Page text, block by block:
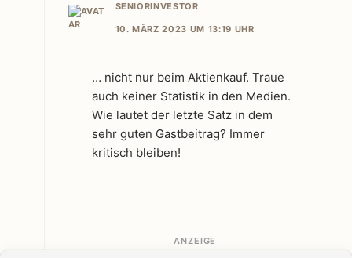
SENIORINVESTOR
10. MÄRZ 2023 UM 13:19 UHR
… nicht nur beim Aktienkauf. Traue
auch keiner Statistik in den Medien.
Wie lautet der letzte Satz in dem
sehr guten Gastbeitrag? Immer
kritisch bleiben!
ANZEIGE